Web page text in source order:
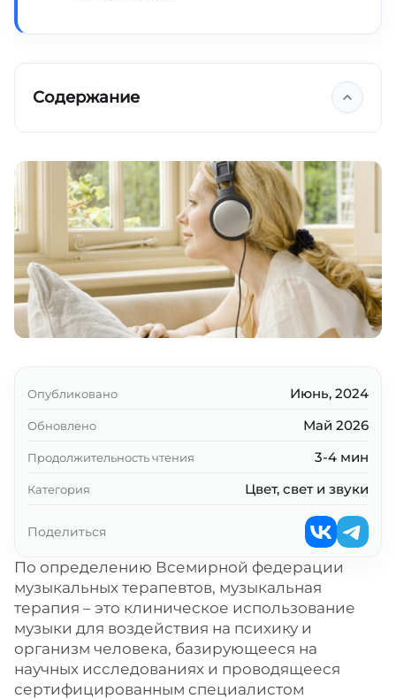
Содержание
По определению Всемирной федерации
музыкальных терапевтов, музыкальная
терапия – это клиническое использование
музыки для воздействия на психику и
организм человека, базирующееся на
научных исследованиях и проводящееся
сертифицированным специалистом
Опубликовано Июнь, 2024
Обновлено Май 2026
Продолжительность чтения 3-4 мин
Категория Цвет, свет и звуки
Поделиться